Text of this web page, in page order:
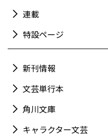
連載
特設ページ
新刊情報
文芸単行本
角川文庫
キャラクター文芸